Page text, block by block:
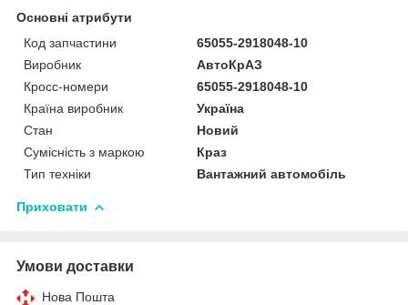
Основні атрибути
Код запчастини
65055-2918048-10
Виробник
АвтоКрАЗ
Кросс-номери
65055-2918048-10
Країна виробник
Україна
Стан
Новий
Сумісність з маркою
Краз
Тип техніки
Вантажний автомобіль
Приховати
Умови доставки
Нова Пошта